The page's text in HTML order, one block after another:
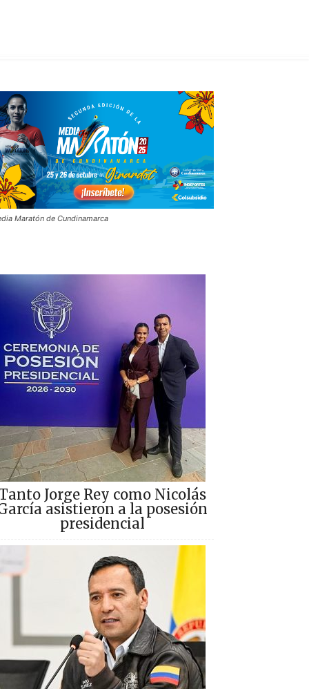
Maratón de Cundinamarca
Jorge Rey como Nicolás
asistieron a la posesión
presidencial